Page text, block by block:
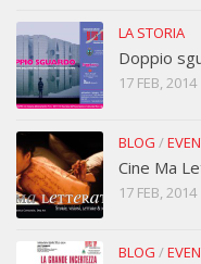
LA STORIA
Doppio
17 FEB, 2014
BLOG /
Cine Ma
17 FEB, 2014
BLOG /